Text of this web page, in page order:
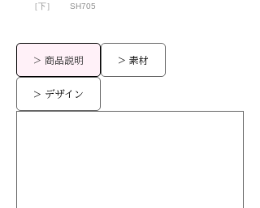
［下］
SH705
> 商品説明 > 素材
> デザイン